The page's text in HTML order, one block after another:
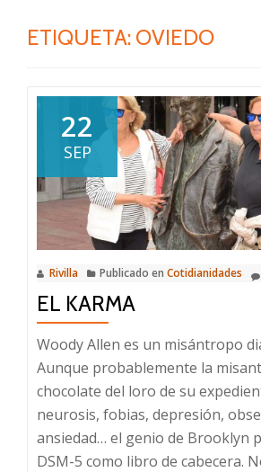
ETIQUETA: OVIEDO
22
SEP
Rivilla Publicado en Cotidianidades
EL KARMA
Woody Allen es un misántropo
Aunque probablemente la
chocolate del loro de su
neurosis, fobias, depresión,
ansiedad… el genio de Brooklyn
DSM-5 como libro de cabecera.